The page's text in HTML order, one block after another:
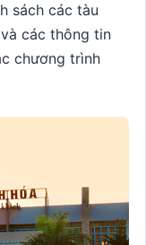
sách các tàu
các thông tin
chương trình